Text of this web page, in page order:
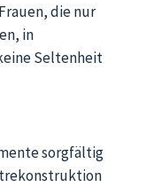
die nur
in
Seltenheit
sorgfältig